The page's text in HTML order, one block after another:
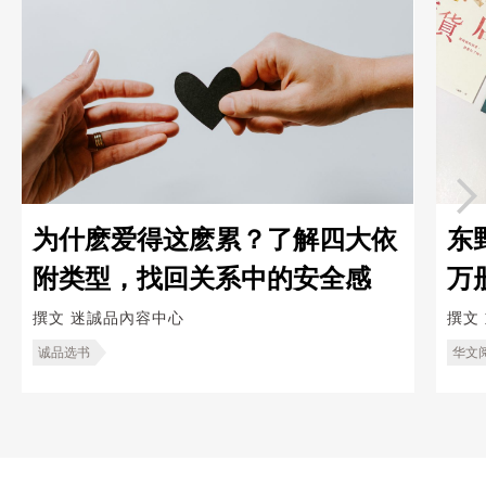
为什麽爱得这麽累？了解四大依
附类型，找回关系中的安全感
撰文 迷誠品內容中心
诚品选书
东
万
救
撰文
华文